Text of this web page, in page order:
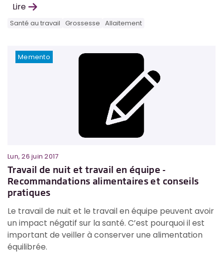
Lire
Santé au travail Grossesse Allaitement
Memento
Lun, 26 juin 2017
Travail de nuit et travail en équipe -
Recommandations alimentaires et conseils
pratiques
Le travail de nuit et le travail en équipe peuvent avoir
un impact négatif sur la santé. C’est pourquoi il est
important de veiller à conserver une alimentation
équilibrée.